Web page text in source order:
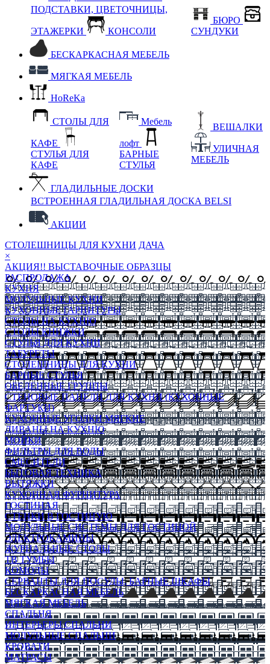
ПОДСТАВКИ, ЦВЕТОЧНИЦЫ,
ЭТАЖЕРКИ КОНСОЛИ
БЮРО
СУНДУКИ
БЕСКАРКАСНАЯ МЕБЕЛЬ
МЯГКАЯ МЕБЕЛЬ
HoReKa
СТОЛЫ ДЛЯ
КАФЕ
СТУЛЬЯ ДЛЯ
КАФЕ
Мебель
лофт
БАРНЫЕ
СТУЛЬЯ
ВЕШАЛКИ
УЛИЧНАЯ
МЕБЕЛЬ
ГЛАДИЛЬНЫЕ ДОСКИ
ВСТРОЕННАЯ ГЛАДИЛЬНАЯ ДОСКА BELSI
АКЦИИ
СТОЛЕШНИЦЫ ДЛЯ КУХНИ ДАЧА
×
АКЦИЯ!! ВЫСТАВОЧНЫЕ ОБРАЗЦЫ
РАСПРОДАЖА
КУХНЯ
МОДУЛЬНЫЕ КУХНИ
КУХОННЫЕ ГАРНИТУРЫ
СТОЛЫ НА КУХНЮ
СТОЛЫ КНИЖКИ
СТУЛЬЯ ДЛЯ КУХНИ
ТАБУРЕТЫ
СТОЛЕШНИЦЫ ДЛЯ КУХНИ
БАРНЫЕ СТУЛЬЯ
ОБЕДЕННЫЕ ГРУППЫ
СТЕНОВЫЕ ПАНЕЛИ ДЛЯ КУХНИ (КУХОННЫЕ
ФАРТУКИ)
КУХОННЫЕ УГОЛКИ МЯГКИЕ
ДИВАНЫ НА КУХНЮ
МОЙКИ
ФИЛЬТРЫ ДЛЯ ВОДЫ
СМЕСИТЕЛИ
БЫТОВАЯ ТЕХНИКА
ВЫТЯЖКИ
КУХОННАЯ ФУРНИТУРА
ГОСТИНАЯ
СТЕНКИ В ГОСТИНУЮ
МОДУЛЬНЫЕ СИСТЕМЫ ДЛЯ ГОСТИНОЙ
ЭЛЕКТРОКАМИНЫ
ЖУРНАЛЬНЫЕ СТОЛЫ
ТВ ТУМБЫ
КОМОДЫ
СЕРВАНТЫ ДЛЯ ПОСУДЫ, БАРНЫЕ ШКАФЫ
БЕСКАРКАСНАЯ МЕБЕЛЬ
МЯГКАЯ МЕБЕЛЬ
СПАЛЬНЯ
ИНТЕРЬЕРЫ СПАЛЬНИ
МОДУЛЬНЫЕ СПАЛЬНИ
КРОВАТИ
МАТРАСЫ